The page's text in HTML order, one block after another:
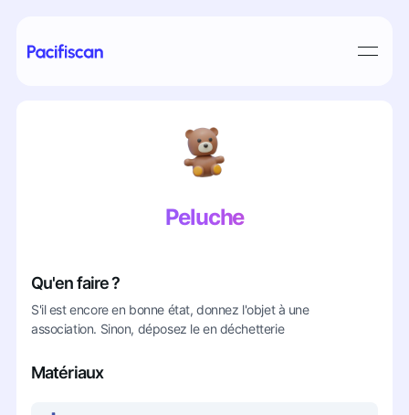
Peluche
Qu'en faire ?
S'il est encore en bonne état, donnez l'objet à une
association. Sinon, déposez le en déchetterie
Matériaux